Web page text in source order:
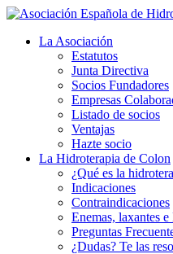
La Asociación
Estatutos
Junta Directiva
Socios Fundadores
Empresas
Listado de socios
Ventajas
Hazte socio
La Hidroterapia de Colon
¿Qué es la
Indicaciones
Contraindicaciones
Enemas, laxantes
Preguntas
¿Dudas? Te las